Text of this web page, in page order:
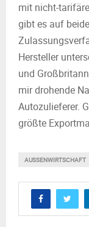
mit nicht-
gibt es auf
Hersteller
und
mir drohende
Autozulieferer.
größte
AUSSENWIRTSCHAFT